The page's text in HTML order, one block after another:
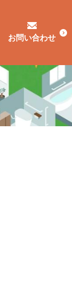
お問い合わせ